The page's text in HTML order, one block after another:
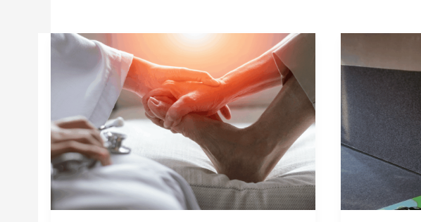
5
voetklachten
te
voorkomen
en
je
zolen
of
hele
oplossingen?
Podotherapie
Fysio